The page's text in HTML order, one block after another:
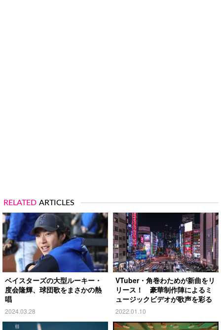
RELATED ARTICLES
ベイスターズの大型ルーキー・
度会隆輝、球団歌をまさかの熱
唱
2024.03.28
VTuber・角巻わためが新曲をリ
リース！ 豪華制作陣によるミ
ュージックビデオが歌声を彩る
2022.01.10